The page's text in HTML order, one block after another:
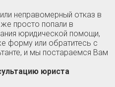
неправомерный отказ в
просто попали в
юридической помощи,
форму или обратитесь с
и мы постараемся Вам
юриста